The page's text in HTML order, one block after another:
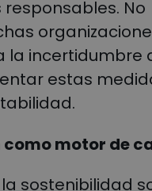
No
la incertidumbre
estas
motor de
sostenibilidad